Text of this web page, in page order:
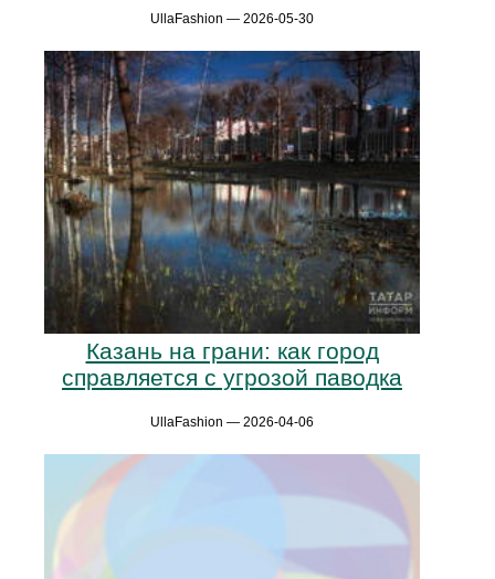
UllaFashion — 2026-05-30
Казань на грани: как город
справляется с угрозой паводка
UllaFashion — 2026-04-06